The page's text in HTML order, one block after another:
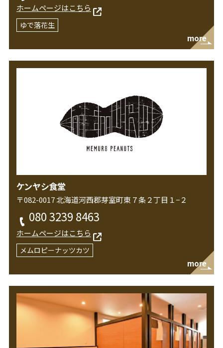
ホームページはこちら
ゆで落花生
more
ケンヤシ食堂
〒082-0017 北海道河西郡芽室町東７条２丁目１−２
080 3239 8463
ホームページはこちら
メムロピーナッツカツ
more